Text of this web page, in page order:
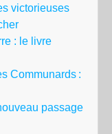
victorieuses
: le livre
Communards :
passage